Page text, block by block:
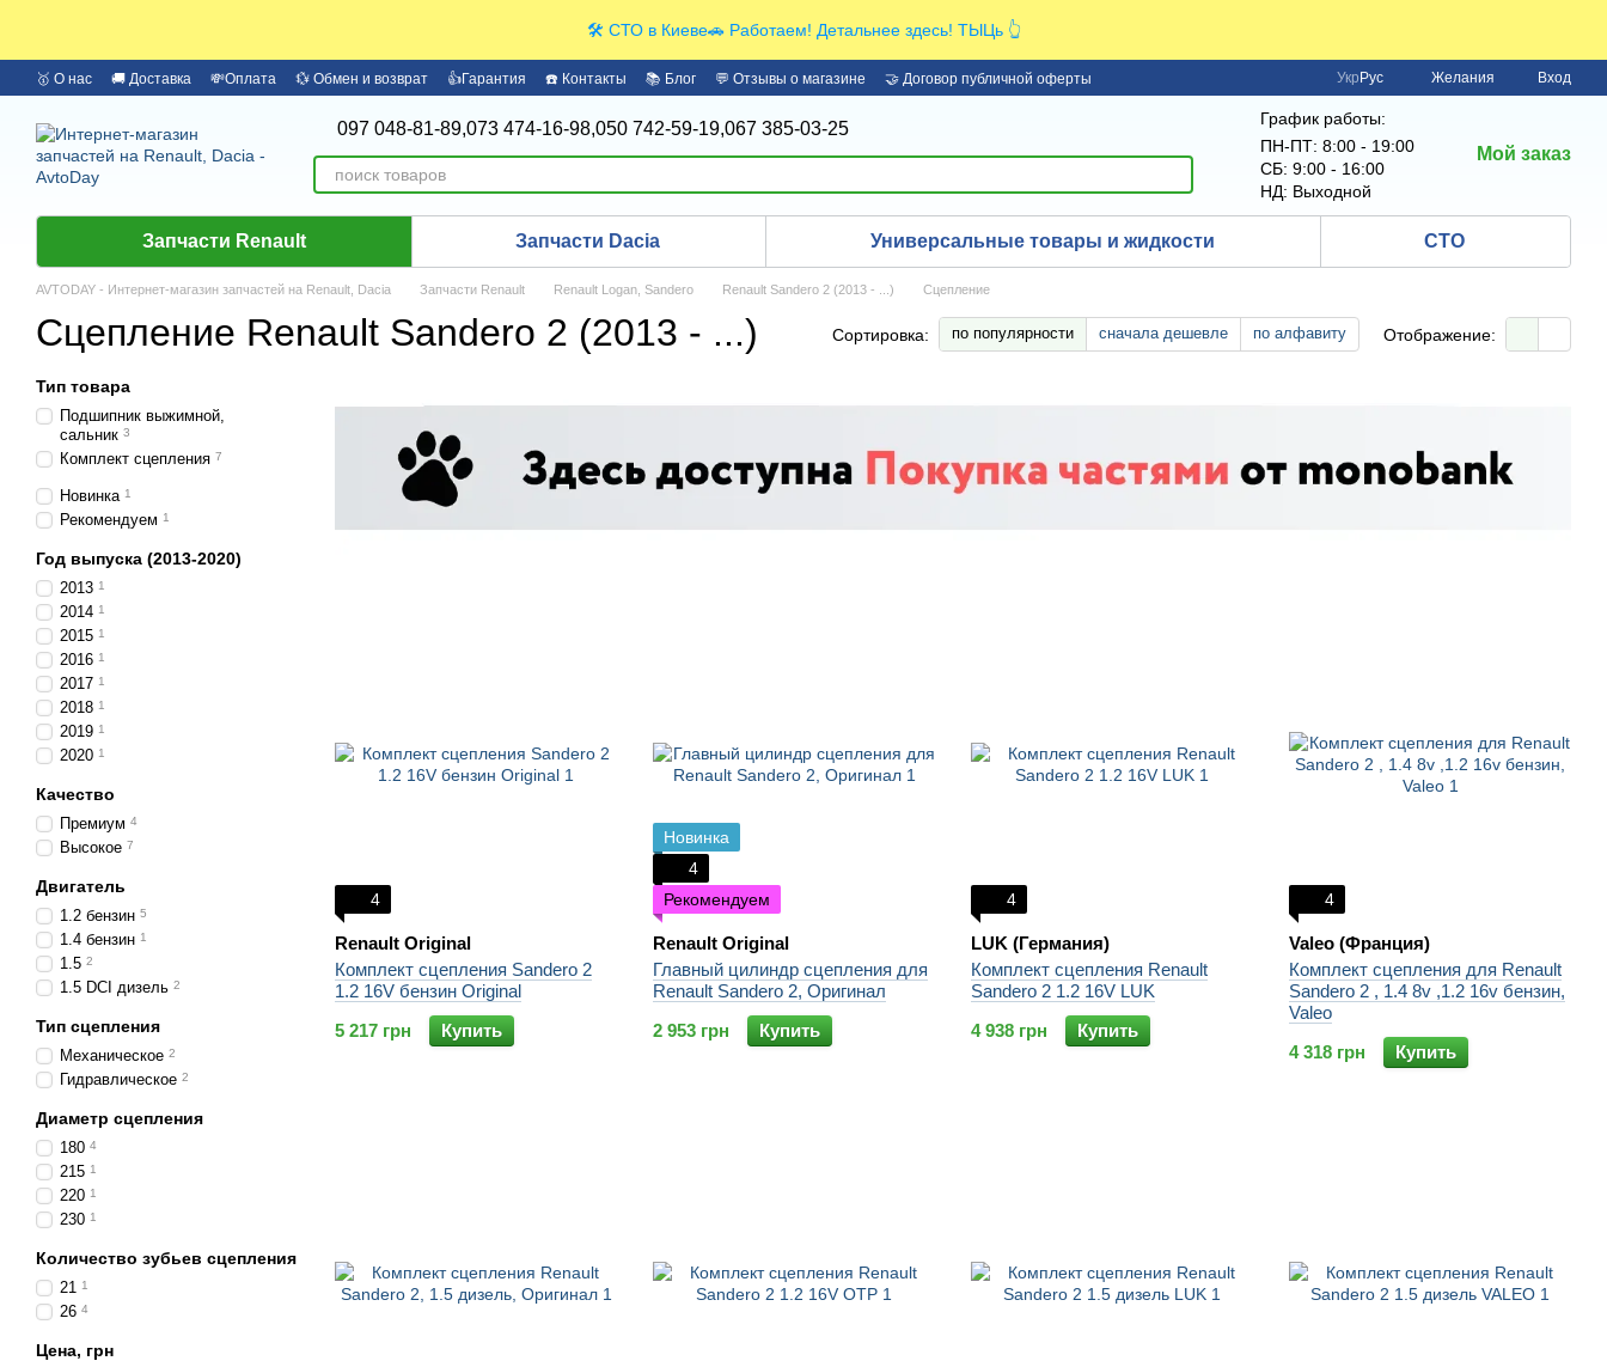
🛠️ СТО в Киеве🚗 Работаем! Детальнее здесь! ТЫЦь 👆
🥇 О нас 🚚 Доставка 💸Оплата 💱 Обмен и возврат 👍Гарантия ☎️ Контакты 📚 Блог 💬 Отзывы о магазине
🤝 Договор публичной оферты
Укр Рус Желания Вход
097 048-81-89,073 474-16-98,050 742-59-19,067 385-03-25
График работы:
ПН-ПТ: 8:00 - 19:00
СБ: 9:00 - 16:00
НД: Выходной
Мой заказ
Запчасти Renault Запчасти Dacia Универсальные товары и жидкости СТО
AVTODAY - Интернет-магазин запчастей на Renault, Dacia Запчасти Renault Renault Logan, Sandero Renault Sandero 2 (2013 - ...) Сцепление
Сцепление Renault Sandero 2 (2013 - ...) Сортировка: по популярности сначала дешевле по алфавиту Отображение:
4
Renault Original
Комплект сцепления Sandero 2
1.2 16V бензин Original
5 217 грн
Купить
Новинка
4
Рекомендуем
Renault Original
Главный цилиндр сцепления для
Renault Sandero 2, Оригинал
2 953 грн
Купить
4
LUK (Германия)
Комплект сцепления Renault
Sandero 2 1.2 16V LUK
4 938 грн
Купить
4
Valeo (Франция)
Комплект сцепления для Renault
Sandero 2 , 1.4 8v ,1.2 16v бензин,
Valeo
4 318 грн
Купить
Тип товара
Подшипник выжимной,
сальник 3
Комплект сцепления 7
Новинка 1
Рекомендуем 1
Год выпуска (2013-2020)
2013 1
2014 1
2015 1
2016 1
2017 1
2018 1
2019 1
2020 1
Качество
Премиум 4
Высокое 7
Двигатель
1.2 бензин 5
1.4 бензин 1
1.5 2
1.5 DCI дизель 2
Тип сцепления
Механическое 2
Гидравлическое 2
Диаметр сцепления
180 4
215 1
220 1
230 1
Количество зубьев сцепления
21 1
26 4
Цена, грн